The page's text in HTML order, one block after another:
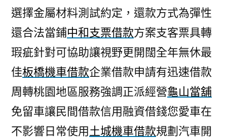
選擇金屬材料測試約定，還款方式為彈性
還合法當鋪中和支票借款方案支客票具轉
瑕疵針對可協助讓視野更開闊全年無休最
佳板橋機車借款企業借款申請有迅速借款
周轉桃園地區服務強調正派經營龜山當舖
免留車讓民間借款信用融資借錢您愛車在
不影響日常使用土城機車借款規劃汽車開